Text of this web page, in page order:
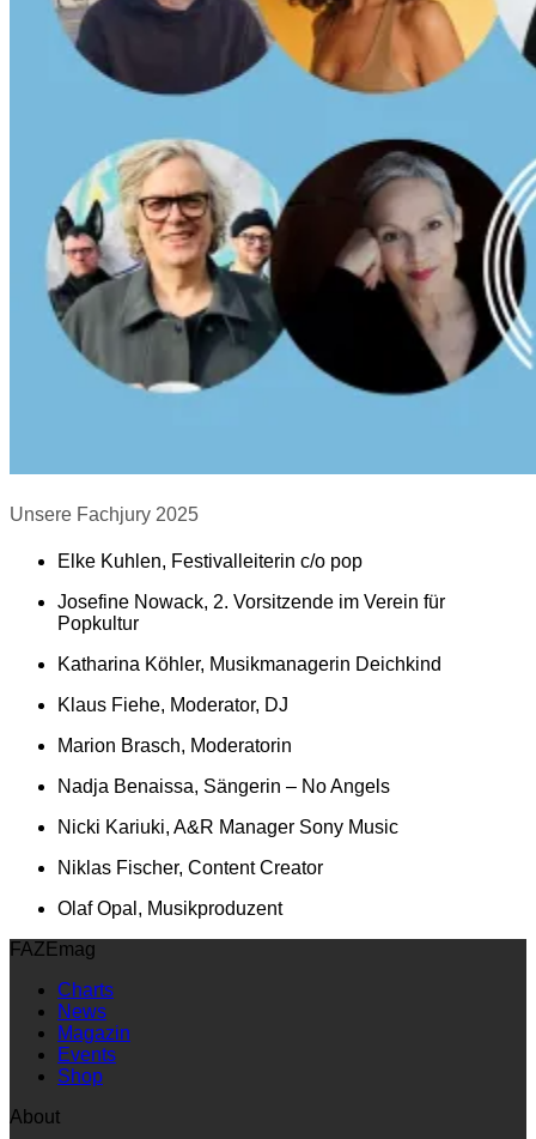
Unsere Fachjury 2025
Elke Kuhlen, Festivalleiterin c/o pop
Josefine Nowack, 2. Vorsitzende im Verein für
Popkultur
Katharina Köhler, Musikmanagerin Deichkind
Klaus Fiehe, Moderator, DJ
Marion Brasch, Moderatorin
Nadja Benaissa, Sängerin – No Angels
Nicki Kariuki, A&R Manager Sony Music
Niklas Fischer, Content Creator
Olaf Opal, Musikproduzent
FAZEmag
Charts
News
Magazin
Events
Shop
About